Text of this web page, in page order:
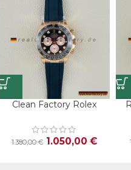
Clean Factory Rolex
Schwarz Diamant
Zifferblatt Champagner
1.380,00€ 1.050,00 €